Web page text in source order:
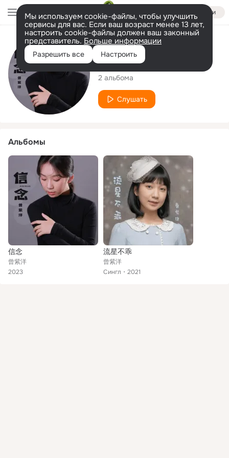
Войти
Мы используем cookie-файлы, чтобы улучшить
сервисы для вас. Если ваш возраст менее 13 лет,
настроить cookie-файлы должен ваш законный
представитель. Больше информации
Разрешить все Настроить
Исполнитель
曾紫洋
2 альбома
Слушать
Альбомы
信念
曾紫洋
2023
流星不乖
曾紫洋
Сингл
2021